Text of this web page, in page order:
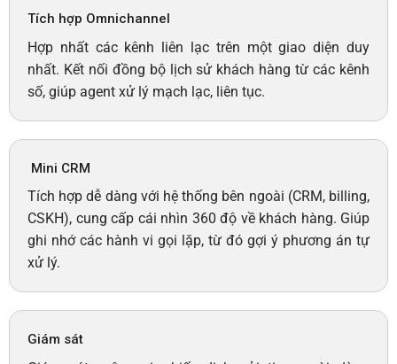
Tích hợp Omnichannel
Hợp nhất các kênh liên lạc trên một giao diện duy
nhất. Kết nối đồng bộ lịch sử khách hàng từ các kênh
số, giúp agent xử lý mạch lạc, liên tục.
Mini CRM
Tích hợp dễ dàng với hệ thống bên ngoài (CRM, billing,
CSKH), cung cấp cái nhìn 360 độ về khách hàng. Giúp
ghi nhớ các hành vi gọi lặp, từ đó gợi ý phương án tự
xử lý.
Giám sát